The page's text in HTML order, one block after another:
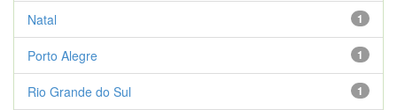
1
Natal
1
Porto Alegre
1
Rio Grande do Sul